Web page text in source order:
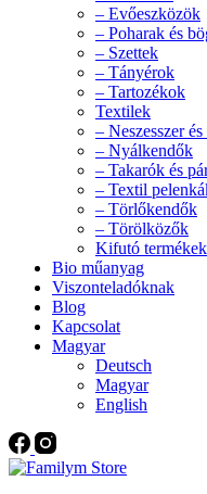
– Evőeszközök
– Poharak és
– Szettek
– Tányérok
– Tartozékok
Textilek
– Neszesszer
– Nyálkendők
– Takarók és
– Textil
– Törlőkendők
– Törölközők
Kifutó termékek
Bio műanyag
Viszonteladóknak
Blog
Kapcsolat
Magyar
Deutsch
Magyar
English